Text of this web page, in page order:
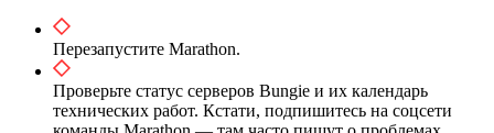
Перезапустите Marathon.
Проверьте статус серверов Bungie и их календарь
технических работ. Кстати, подпишитесь на соцсети